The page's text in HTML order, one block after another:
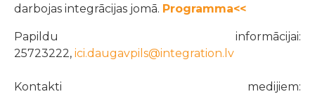
darbojas integrācijas jomā. Programma<<
Papildu informācijai:
25723222, ici.daugavpils@integration.lv
Kontakti medijiem: